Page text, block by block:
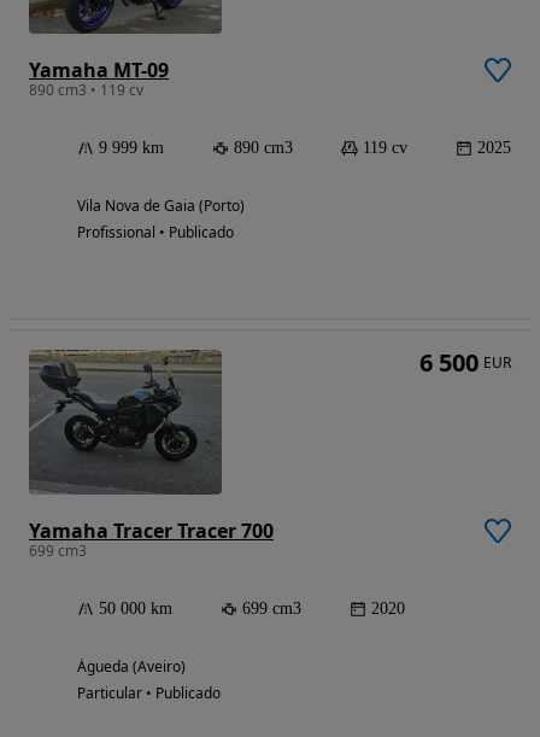
Yamaha MT-09
890 cm3 • 119 cv
9 999 km 890 cm3 119 cv 2025
Vila Nova de Gaia (Porto)
Profissional • Publicado
Yamaha Tracer Tracer 700
699 cm3
50 000 km 699 cm3 2020
Águeda (Aveiro)
Particular • Publicado
6 500 EUR